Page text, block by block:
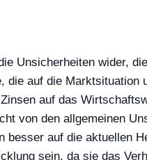
Unsicherheiten wider,
auf die
auf das
von den allgemeinen
besser auf die aktuellen
sein, da sie das